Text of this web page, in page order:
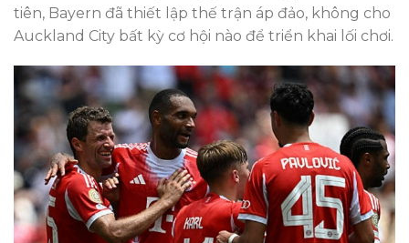
tiên, Bayern đã thiết lập thế trận áp đảo, không cho
Auckland City bất kỳ cơ hội nào để triển khai lối chơi.